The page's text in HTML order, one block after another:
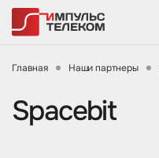
Главная Наши партнеры
Spacebit